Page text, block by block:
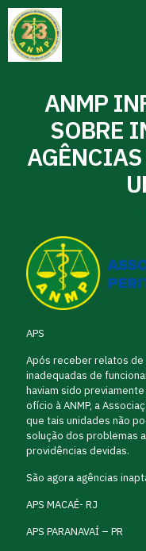
ANMP
SOBRE
AGÊNCIAS
APS
Após receber relatos
inadequadas de
haviam sido
ofício à ANMP, a
que tais unidades não
solução dos problemas
providências devidas.
São agora agências
APS MACAÉ- RJ
APS PARANAVAÍ – PR